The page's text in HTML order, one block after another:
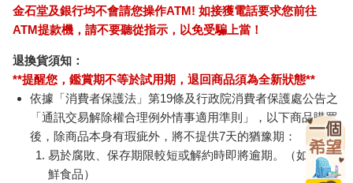
金石堂及銀行均不會請您操作ATM! 如接獲電話要求您前往
ATM提款機，請不要聽從指示，以免受騙上當！
退換貨須知：
**提醒您，鑑賞期不等於試用期，退回商品須為全新狀態**
依據「消費者保護法」第19條及行政院消費者保護處公告之
「通訊交易解除權合理例外情事適用準則」，以下商品購買
後，除商品本身有瑕疵外，將不提供7天的猶豫期：
易於腐敗、保存期限較短或解約時即將逾期。（如：生
鮮食品）